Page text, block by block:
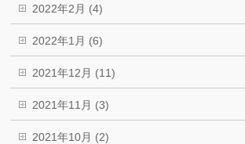
2022年2月 (4)
2022年1月 (6)
2021年12月 (11)
2021年11月 (3)
2021年10月 (2)